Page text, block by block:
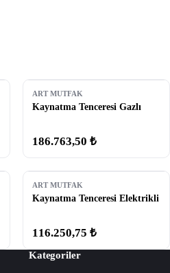
ART MUTFAK
Kaynatma Tenceresi Gazlı
186.763,50 ₺
ART MUTFAK
Kaynatma Tenceresi Elektrikli
116.250,75 ₺
Kategoriler